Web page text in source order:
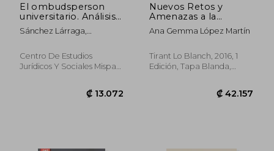
El ombudsperson
universitario. Análisis
histórico y normativo
de las Defensorías de
Universitarios
Sánchez Lárraga,
Sánchez, Urenda
Queletzú; Enríquez
Grimaldo, Ana Laura
Centro De Estudios
Jurídicos Y Sociales Mispat,
Nuevos Retos y
Amenazas a la
Protección de los
Derechos Humanos
Globalización
Ana Gemma López Martín
Tirant Lo Blanch, 2016, 1
Edición, Tapa Blanda,